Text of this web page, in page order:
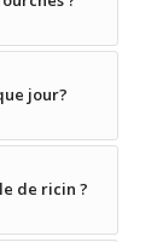
jour?
de ricin ?